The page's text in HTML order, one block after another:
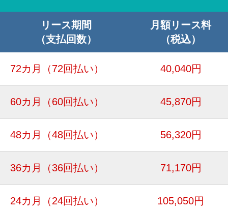
リース期間
（支払回数）
月額リース料
（税込）
72カ月 （72回払い） 40,040円
60カ月 （60回払い） 45,870円
48カ月 （48回払い） 56,320円
36カ月 （36回払い） 71,170円
24カ月 （24回払い） 105,050円